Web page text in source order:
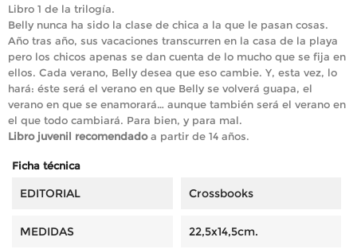
Libro 1 de la trilogía.
Belly nunca ha sido la clase de chica a la que le pasan cosas.
Año tras año, sus vacaciones transcurren en la casa de la playa
pero los chicos apenas se dan cuenta de lo mucho que se fija en
ellos. Cada verano, Belly desea que eso cambie. Y, esta vez, lo
hará: éste será el verano en que Belly se volverá guapa, el
verano en que se enamorará… aunque también será el verano en
el que todo cambiará. Para bien, y para mal.
Libro juvenil recomendadoa partir de 14 años.
Ficha técnica
EDITORIAL Crossbooks
MEDIDAS 22,5x14,5cm.